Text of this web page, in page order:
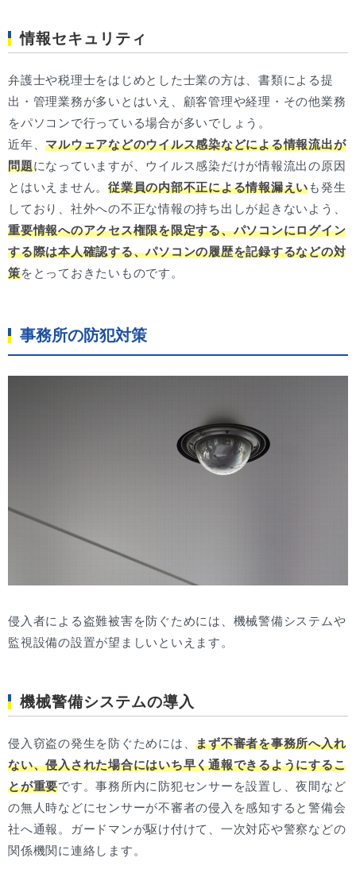
情報セキュリティ
弁護士や税理士をはじめとした士業の方は、書類による提
出・管理業務が多いとはいえ、顧客管理や経理・その他業務
をパソコンで行っている場合が多いでしょう。
近年、マルウェアなどのウイルス感染などによる情報流出が
問題になっていますが、ウイルス感染だけが情報流出の原因
とはいえません。 従業員の内部不正による情報漏えいも発生
しており、社外への不正な情報の持ち出しが起きないよう、
重要情報へのアクセス権限を限定する、パソコンにログイン
する際は本人確認する、パソコンの履歴を記録するなどの対
策をとっておきたいものです。
事務所の防犯対策
侵入者による盗難被害を防ぐためには、機械警備システムや
監視設備の設置が望ましいといえます。
機械警備システムの導入
侵入窃盗の発生を防ぐためには、まず不審者を事務所へ入れ
ない、侵入された場合にはいち早く通報できるようにするこ
とが重要です。事務所内に防犯センサーを設置し、夜間など
の無人時などにセンサーが不審者の侵入を感知すると警備会
社へ通報。ガードマンが駆け付けて、一次対応や警察などの
関係機関に連絡します。